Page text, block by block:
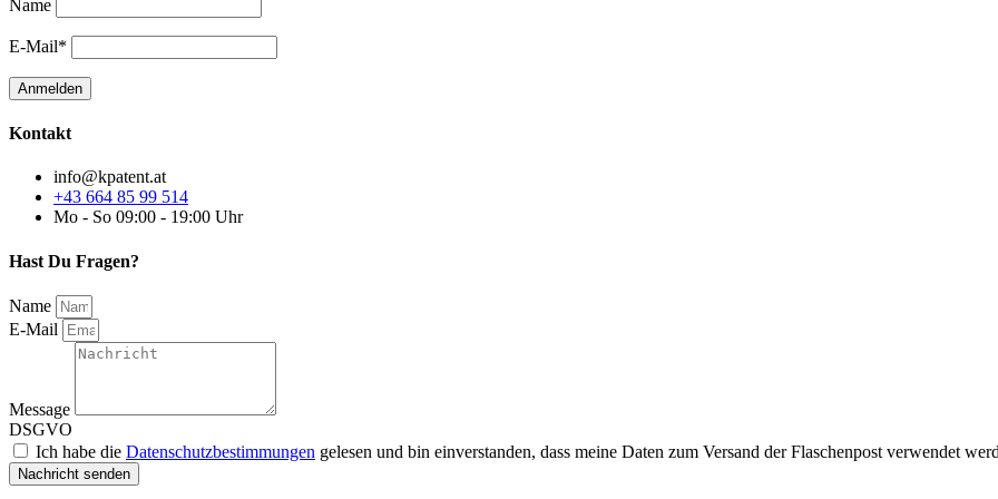
Name
E-Mail*
Kontakt
info@kpatent.at
+43 664 85 99 514
Mo - So 09:00 - 19:00 Uhr
Hast Du Fragen?
Name
E-Mail
Message
DSGVO
Ich habe die Datenschutzbestimmungen gelesen und bin einverstanden, dass meine Daten zum Versand der Flaschenpost verwendet
Nachricht senden